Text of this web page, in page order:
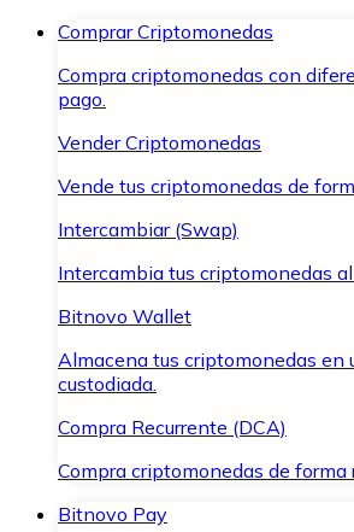
Comprar Criptomonedas
Compra criptomonedas con
pago.
Vender Criptomonedas
Vende tus criptomonedas de
Intercambiar (Swap)
Intercambia tus criptomonedas
Bitnovo Wallet
Almacena tus criptomonedas en
custodiada.
Compra Recurrente (DCA)
Compra criptomonedas de forma
Bitnovo Pay